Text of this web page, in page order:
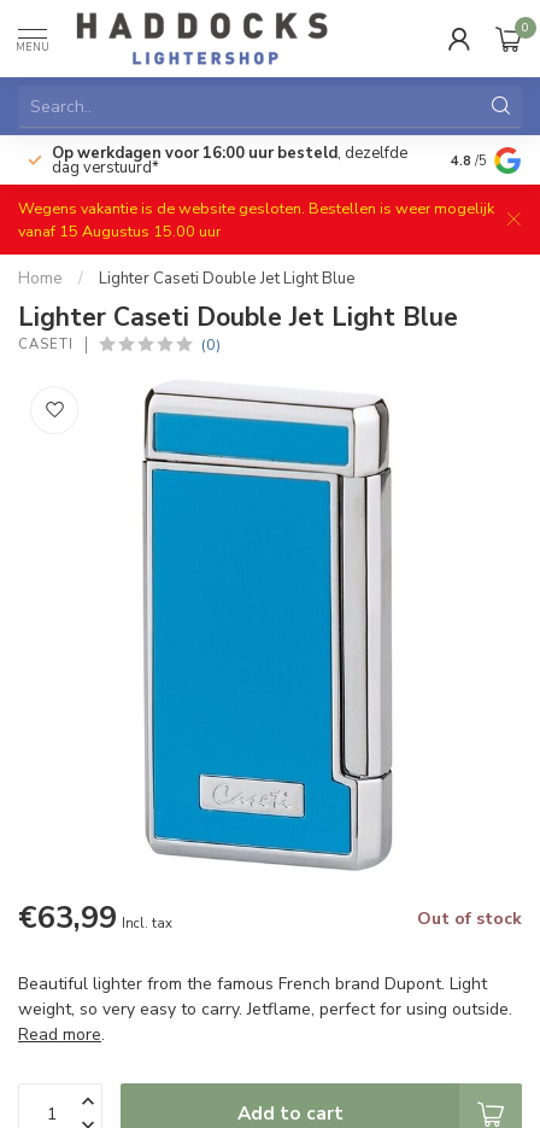
MENU
0
Op werkdagen voor 16:00 uur besteld, dezelfde
dag verstuurd* Gratis
4.8 /5
Wegens vakantie is de website gesloten. Bestellen is weer mogelijk
vanaf 15 Augustus 15.00 uur
Home / Lighter Caseti Double Jet Light Blue
Lighter Caseti Double Jet Light Blue
CASETI (0)
€63,99 Incl. tax Out of stock
Beautiful lighter from the famous French brand Dupont. Light
weight, so very easy to carry. Jetflame, perfect for using outside.
Read more.
Add to cart